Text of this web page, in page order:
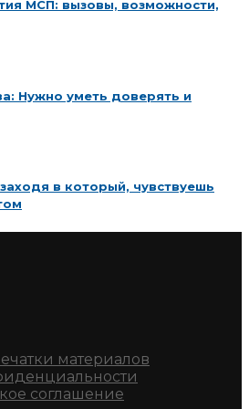
МСП: вызовы, возможности,
Нужно уметь доверять и
в который, чувствуешь
материалов
соглашение